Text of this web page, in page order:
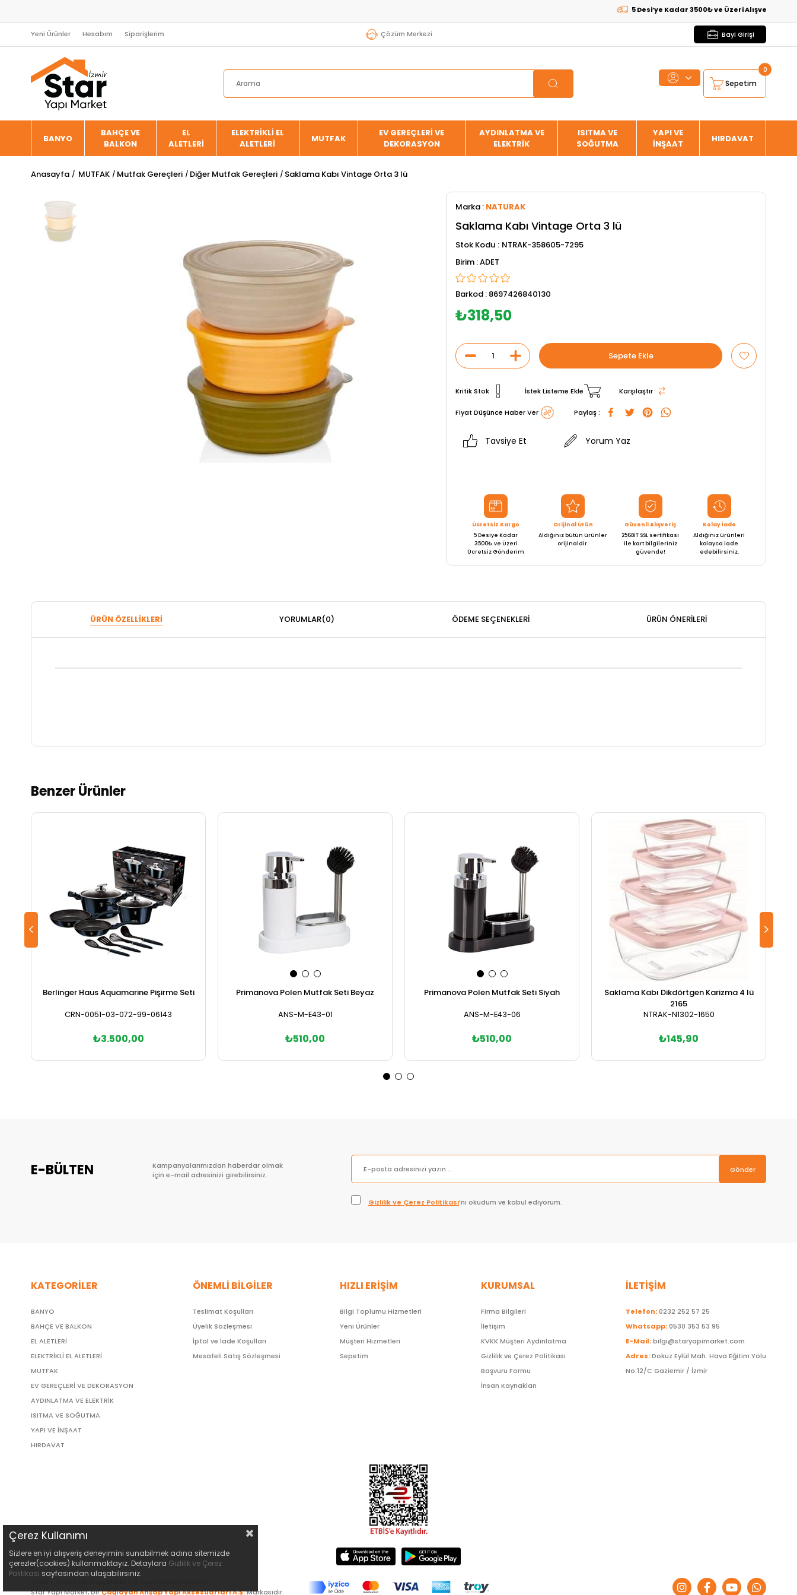
5 Desi’ye Kadar 3500₺ ve Üzeri Alışverişlerde
Yeni Ürünler Hesabım Siparişlerim Çözüm Merkezi Bayi Girişi
Sepetim
0
BANYO
BAHÇE VE
BALKON
EL
ALETLERİ
ELEKTRİKLİ EL
ALETLERİ
MUTFAK
EV GEREÇLERİ VE
DEKORASYON
AYDINLATMA VE
ELEKTRİK
ISITMA VE
SOĞUTMA
YAPI VE
İNŞAAT
HIRDAVAT
Anasayfa MUTFAK Mutfak Gereçleri Diğer Mutfak Gereçleri Saklama Kabı Vintage Orta 3 lü
Marka : NATURAK
Saklama Kabı Vintage Orta 3 lü
Stok Kodu
NTRAK-358605-7295
ADET
Barkod : 8697426840130
₺318,50
Kritik Stok İstek Listeme Ekle Karşılaştır
Fiyat Düşünce Haber Ver Paylaş :
Tavsiye Et Yorum Yaz
Ücretsiz Kargo
5 Desiye Kadar
3500₺ ve Üzeri
Ücretsiz Gönderim
Orijinal Ürün
Aldığınız bütün ürünler
orijinaldir.
Güvenli Alışveriş
256BIT SSL sertifikası
ile kart bilgileriniz
güvende!
Kolay İade
Aldığınız ürünleri
kolayca iade
edebilirsiniz.
ÜRÜN ÖZELLIKLERI YORUMLAR(0) ÖDEME SEÇENEKLERI ÜRÜN ÖNERILERI
Benzer Ürünler
Berlinger Haus Aquamarine Pişirme Seti
CRN-0051-03-072-99-06143
₺3.500,00
Primanova Polen Mutfak Seti Beyaz
ANS-M-E43-01
₺510,00
Primanova Polen Mutfak Seti Siyah
ANS-M-E43-06
₺510,00
Saklama Kabı Dikdörtgen Karizma 4 lü
2165
NTRAK-N1302-1650
₺145,90
E-BÜLTEN
Kampanyalarımızdan haberdar olmak
için e-mail adresinizi girebilirsiniz.
Gönder
Gizlilik ve Çerez Politikası’nı okudum ve kabul ediyorum.
KATEGORİLER
BANYO
BAHÇE VE BALKON
EL ALETLERİ
ELEKTRİKLİ EL ALETLERİ
MUTFAK
EV GEREÇLERİ VE DEKORASYON
AYDINLATMA VE ELEKTRİK
ISITMA VE SOĞUTMA
YAPI VE İNŞAAT
HIRDAVAT
ÖNEMLİ BİLGİLER
Teslimat Koşulları
Üyelik Sözleşmesi
İptal ve İade Koşulları
Mesafeli Satış Sözleşmesi
HIZLI ERİŞİM
Bilgi Toplumu Hizmetleri
Yeni Ürünler
Müşteri Hizmetleri
Sepetim
KURUMSAL
Firma Bilgileri
İletişim
KVKK Müşteri Aydınlatma
Gizlilik ve Çerez Politikası
Başvuru Formu
İnsan Kaynakları
İLETİŞİM
Telefon:0232 252 57 25
Whatsapp:0530 353 53 95
E-Mail:bilgi@staryapimarket.com
Adres:Dokuz Eylül Mah. Hava Eğitim Yolu
No:12/C Gaziemir / İzmir
Star Yapı Market, birÇağlayan Ahşap Yapı Aksesuarları A.Ş.Markasıdır.
Çerez Kullanımı
Sizlere en iyi alışveriş deneyimini sunabilmek adına sitemizde
çerezler(cookies) kullanmaktayız. Detaylara Gizlilik ve Çerez
Politikası sayfasından ulaşabilirsiniz.